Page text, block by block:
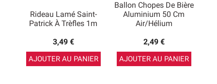
Rideau Lamé Saint-
Patrick À Trèfles 1m
3,49 €
AJOUTER AU PANIER
Ballon Chopes De Bière
Aluminium 50 Cm
Air/hélium
2,49 €
AJOUTER AU PANIER